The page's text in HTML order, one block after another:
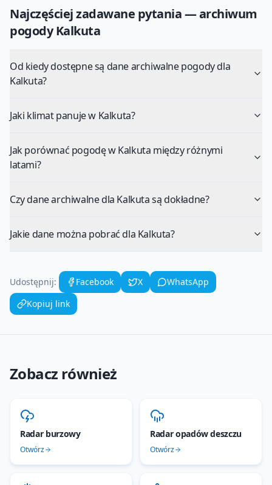
Najczęściej zadawane pytania — archiwum
pogodyKalkuta
Od kiedy dostępne są dane archiwalne pogody dla
Kalkuta?
Jaki klimat panuje w Kalkuta?
Jak porównać pogodę w Kalkuta między różnymi
latami?
Czy dane archiwalne dla Kalkuta są dokładne?
Jakie dane można pobrać dla Kalkuta?
Udostępnij: Facebook X
WhatsApp
Kopiuj link
Zobacz również
Radar burzowy
Otwórz
Radar opadów deszczu
Otwórz